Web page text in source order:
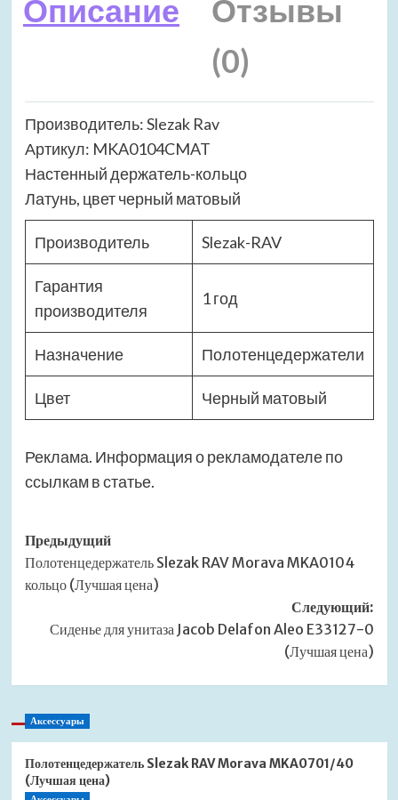
Описание
Отзывы
(0)
Производитель: Slezak Rav
Артикул: MKA0104CMAT
Настенный держатель-кольцо
Латунь, цвет черный матовый
Производитель Slezak-RAV
Гарантия
производителя
1 год
Назначение Полотенцедержатели
Цвет Черный матовый
Реклама. Информация о рекламодателе по
ссылкам в статье.
Навигация
записи
Предыдущий
Полотенцедержатель Slezak RAV Morava MKA0104
кольцо (Лучшая цена)
Следующий:
Сиденье для унитаза Jacob Delafon Aleo E33127-0
(Лучшая цена)
Аксессуары
Полотенцедержатель Slezak RAV Morava MKA0701/40
(Лучшая цена)